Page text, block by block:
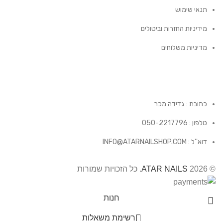
תנאי שימוש
מידיניות החזרות וביטולים
מדיניות משלוחים
כתובת : גדידה מכר
טלפון : 050-2217796
דוא''ל : INFO@ATARNAILSHOP.COM
© 2026
ATAR NAILS. כל הזכויות שמורות
חנות
רשימת משאלות